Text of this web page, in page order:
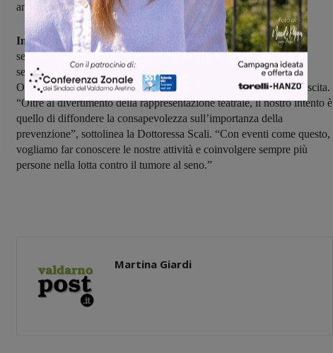
amiche alle prese con le sfide della vita e dell’amicizia.
In particolare, la storia di Fiorenza, interpretata con profonda
sensibilità da una brillante attrice. Il suo percorso attraverso la
separazione e il sostegno ricevuto dalle amiche, in particolare da
Olivia, ha rappresenta un potente messaggio di resilienza e di rinascita.
“Oltre al divertimento della rappresentazione teatrale, il nostro intento è
quello di diffondere la consapevolezza sull’importanza della
prevenzione”, sottolinea la Dottoressa Scali. “Con eventi come questo,
vogliamo far conoscere le nostre attività e coinvolgere sempre più
persone nella lotta contro il tumore al seno.”
Martina Giardi